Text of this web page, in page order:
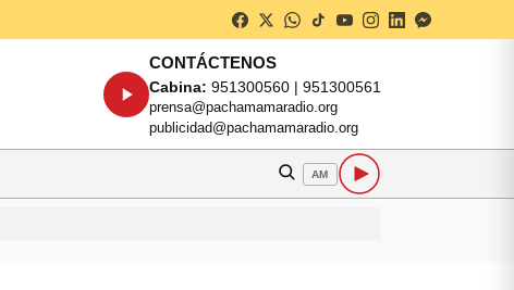
CONTÁCTENOS
Cabina: 951300560 | 951300561
prensa@pachamamaradio.org
publicidad@pachamamaradio.org
AM